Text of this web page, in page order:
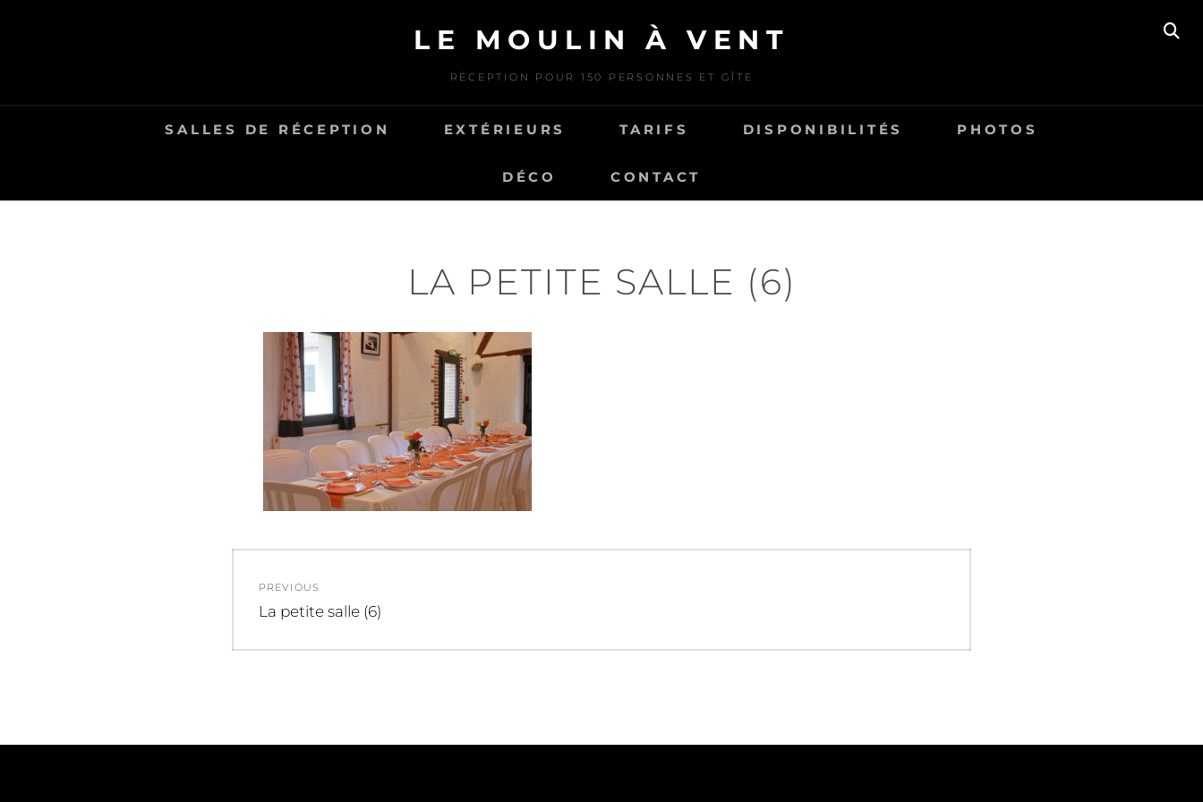
LE MOULIN À VENT
RÉCEPTION POUR 150 PERSONNES ET GÎTE
SALLES DE RÉCEPTION EXTÉRIEURS TARIFS DISPONIBILITÉS PHOTOS
DÉCO CONTACT
LA PETITE SALLE (6)
de
l’article
PREVIOUS
Previous
La petite salle (6)